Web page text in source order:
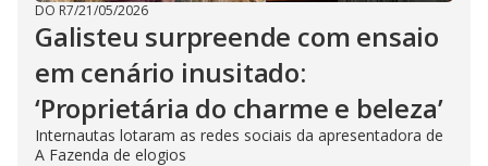
DO R7/21/05/2026
Galisteu surpreende com ensaio
em cenário inusitado:
‘Proprietária do charme e beleza’
Internautas lotaram as redes sociais da apresentadora de
A Fazenda de elogios